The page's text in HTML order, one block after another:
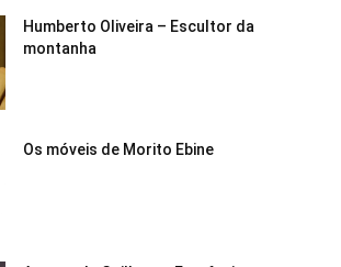
Humberto Oliveira – Escultor da
montanha
Os móveis de Morito Ebine